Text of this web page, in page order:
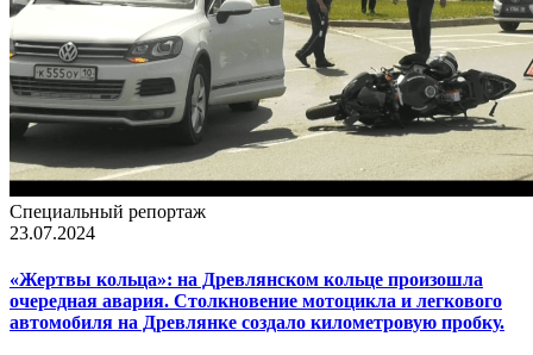
Специальный репортаж
23.07.2024
«Жертвы кольца»: на Древлянском кольце произошла
очередная авария. Столкновение мотоцикла и легкового
автомобиля на Древлянке создало километровую пробку.